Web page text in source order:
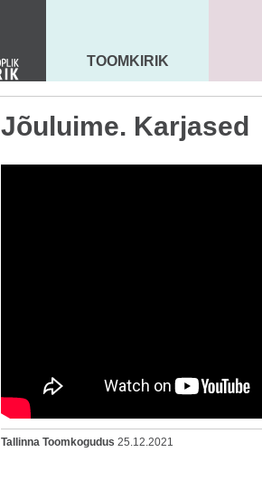
MAARJA KIRIK
TOOMKIRIK
Jõuluime. Karjased
Tallinna Toomkogudus 25.12.2021